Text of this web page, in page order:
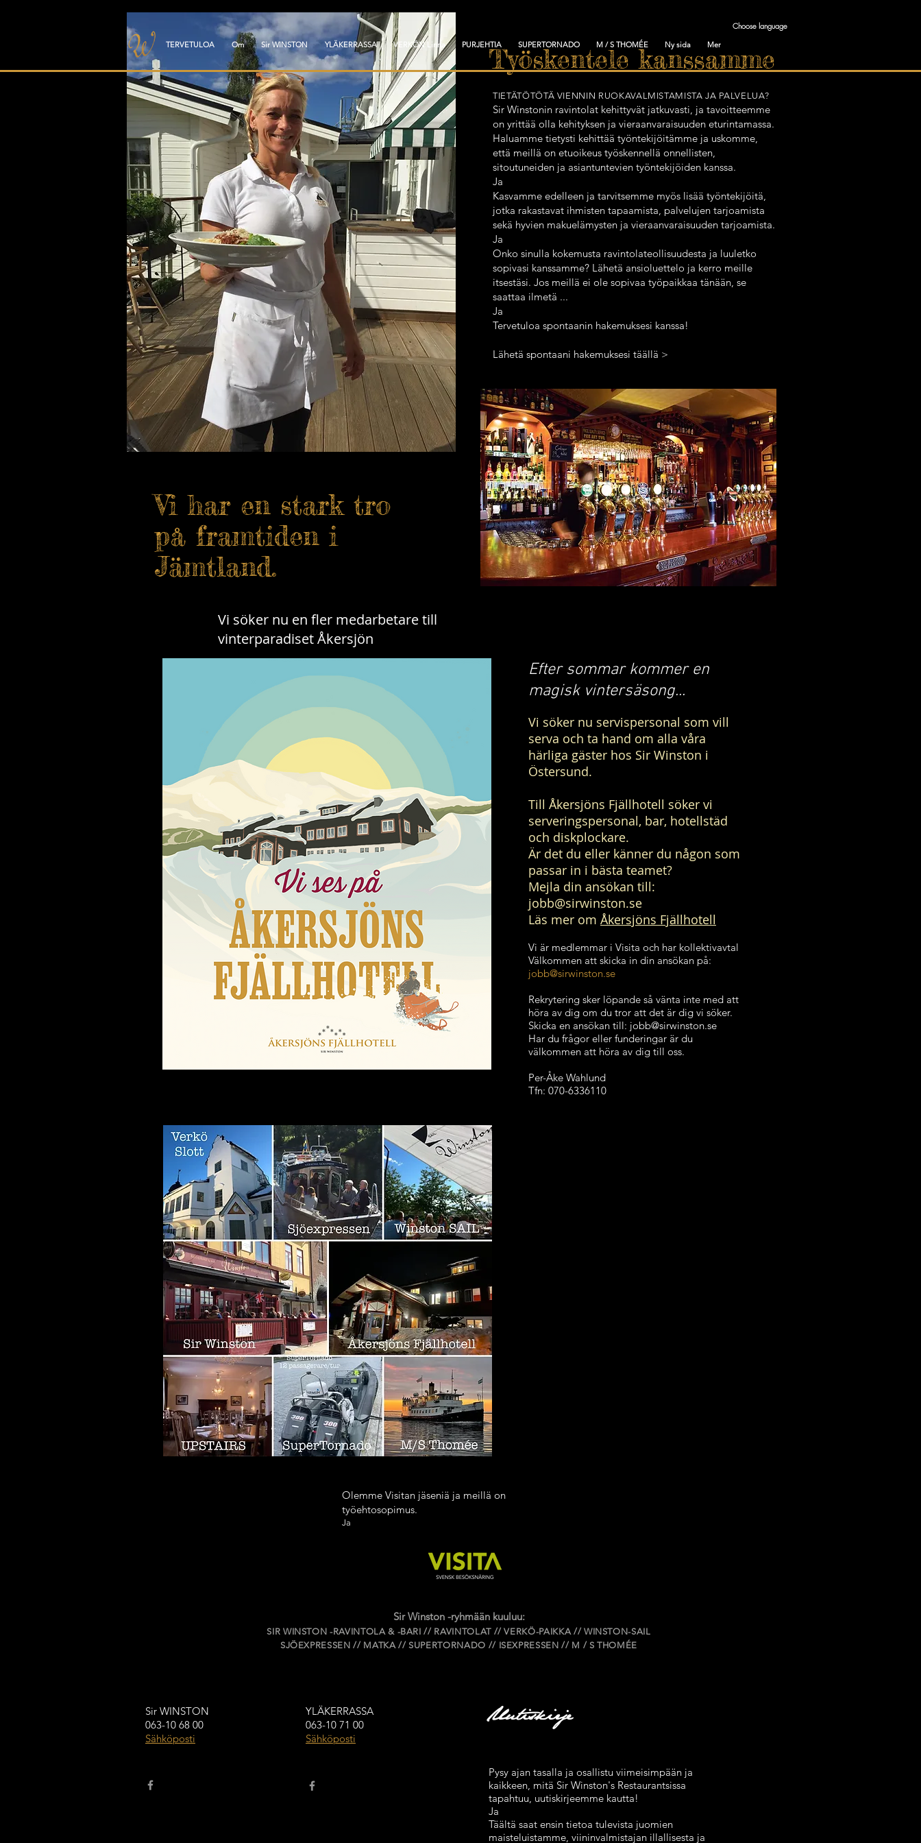
Choose language
TERVETULOA Om Sir WINSTON YLÄKERRASSA VERKÖN Linna PURJEHTIA SUPERTORNADO M / S THOMÉE Ny sida Mer
Vi har en stark tro
på framtiden i
Jämtland.
Työskentele kanssamme
TIETÄTÖTÖTÄ VIENNIN RUOKAVALMISTAMISTA JA PALVELUA?
Sir Winstonin ravintolat kehittyvät jatkuvasti, ja tavoitteemme
on yrittää olla kehityksen ja vieraanvaraisuuden eturintamassa.
Haluamme tietysti kehittää työntekijöitämme ja uskomme,
että meillä on etuoikeus työskennellä onnellisten,
sitoutuneiden ja asiantuntevien työntekijöiden kanssa.
Ja
Kasvamme edelleen ja tarvitsemme myös lisää työntekijöitä,
jotka rakastavat ihmisten tapaamista, palvelujen tarjoamista
sekä hyvien makuelämysten ja vieraanvaraisuuden tarjoamista.
Ja
Onko sinulla kokemusta ravintolateollisuudesta ja luuletko
sopivasi kanssamme? Lähetä ansioluettelo ja kerro meille
itsestäsi. Jos meillä ei ole sopivaa työpaikkaa tänään, se
saattaa ilmetä ...
Ja
Tervetuloa spontaanin hakemuksesi kanssa!
Lähetä spontaani hakemuksesi täällä >
Vi söker nu en fler medarbetare till
vinterparadiset Åkersjön
Efter sommar kommer en
magisk vintersäsong...
Vi söker nu servispersonal som vill
serva och ta hand om alla våra
härliga gäster hos Sir Winston i
Östersund.
Till Åkersjöns Fjällhotell söker vi
serveringspersonal, bar, hotellstäd
och diskplockare.
Är det du eller känner du någon som
passar in i bästa teamet?
Mejla din ansökan till:
jobb@sirwinston.se
Läs mer om Åkersjöns Fjällhotell
Vi är medlemmar i Visita och har kollektivavtal
Välkommen att skicka in din ansökan på:
jobb@sirwinston.se
Rekrytering sker löpande så vänta inte med att
höra av dig om du tror att det är dig vi söker.
Skicka en ansökan till: jobb@sirwinston.se
Har du frågor eller funderingar är du
välkommen att höra av dig till oss.
Per-Åke Wahlund
Tfn: 070-6336110
Olemme Visitan jäseniä ja meillä on
työehtosopimus.
Ja
Sir Winston -ryhmään kuuluu:
SIR WINSTON -RAVINTOLA & -BARI // RAVINTOLAT // VERKÖ-PAIKKA // WINSTON-SAIL
SJÖEXPRESSEN // MATKA // SUPERTORNADO // ISEXPRESSEN // M / S THOMÉE
Sir WINSTON
063-10 68 00
Sähköposti
YLÄKERRASSA
063-10 71 00
Sähköposti
Uutiskirje
Pysy ajan tasalla ja osallistu viimeisimpään ja
kaikkeen, mitä Sir Winston's Restaurantsissa
tapahtuu, uutiskirjeemme kautta!
Ja
Täältä saat ensin tietoa tulevista juomien
maisteluistamme, viininvalmistajan illallisesta ja